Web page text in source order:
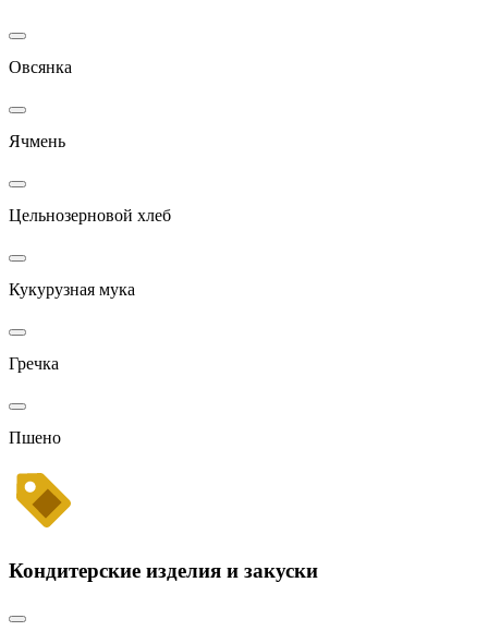
Овсянка
Ячмень
Цельнозерновой хлеб
Кукурузная мука
Гречка
Пшено
Кондитерские изделия и закуски